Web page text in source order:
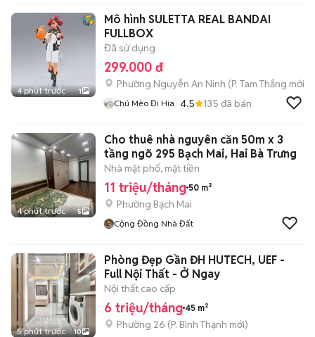
4 phút trước 1
Mô hình SULETTA REAL BANDAI
FULLBOX
Đã sử dụng
299.000 đ
Phường Nguyễn An Ninh (P. Tam Thắng mới)
Chú Mèo Đi Hia 4.5 135 đã bán
4 phút trước 5
Cho thuê nhà nguyên căn 50m x 3
tầng ngõ 295 Bạch Mai, Hai Bà Trưng
Nhà mặt phố, mặt tiền
11 triệu/tháng 50 m²
Phường Bạch Mai
Cộng Đồng Nhà Đất
5 phút trước 10
Phòng Đẹp Gần ĐH HUTECH, UEF -
Full Nội Thất - Ở Ngay
Nội thất cao cấp
6 triệu/tháng 45 m²
Phường 26 (P. Bình Thạnh mới)